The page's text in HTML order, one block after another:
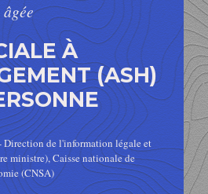
À
(ASH)
Direction de l'information légale et
ministre), Caisse nationale de
(CNSA)